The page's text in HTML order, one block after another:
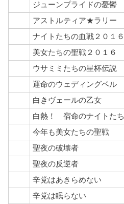
ジューンプライドの憂鬱
アストルティア★ラリー
ナイトたちの血戦２０１６
美女たちの聖戦２０１６
ウサミミたちの星杯伝説
運命のウェディングベル
白きヴェールの乙女
白熱！ 宿命のナイトたち
今年も美女たちの聖戦
聖夜の破壊者
聖夜の反逆者
辛党はあきらめない
辛党は眠らない